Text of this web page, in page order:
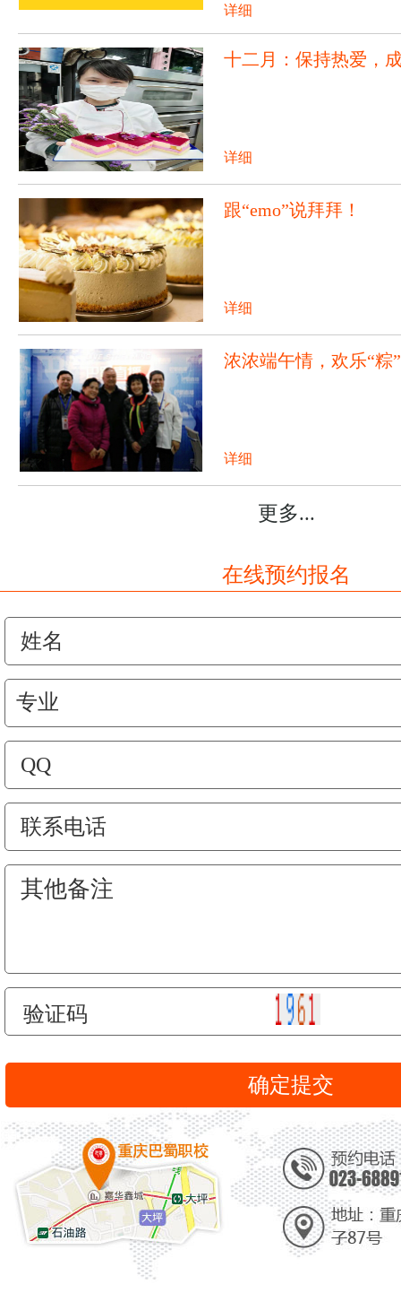
详细
十二月：保持热爱，
详细
跟“emo”说拜拜！
详细
浓浓端午情，欢乐“
详细
更多...
在线预约报名